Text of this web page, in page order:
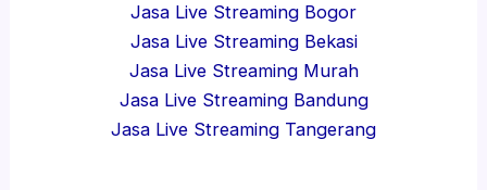
Jasa Live Streaming Bogor
Jasa Live Streaming Bekasi
Jasa Live Streaming Murah
Jasa Live Streaming Bandung
Jasa Live Streaming Tangerang